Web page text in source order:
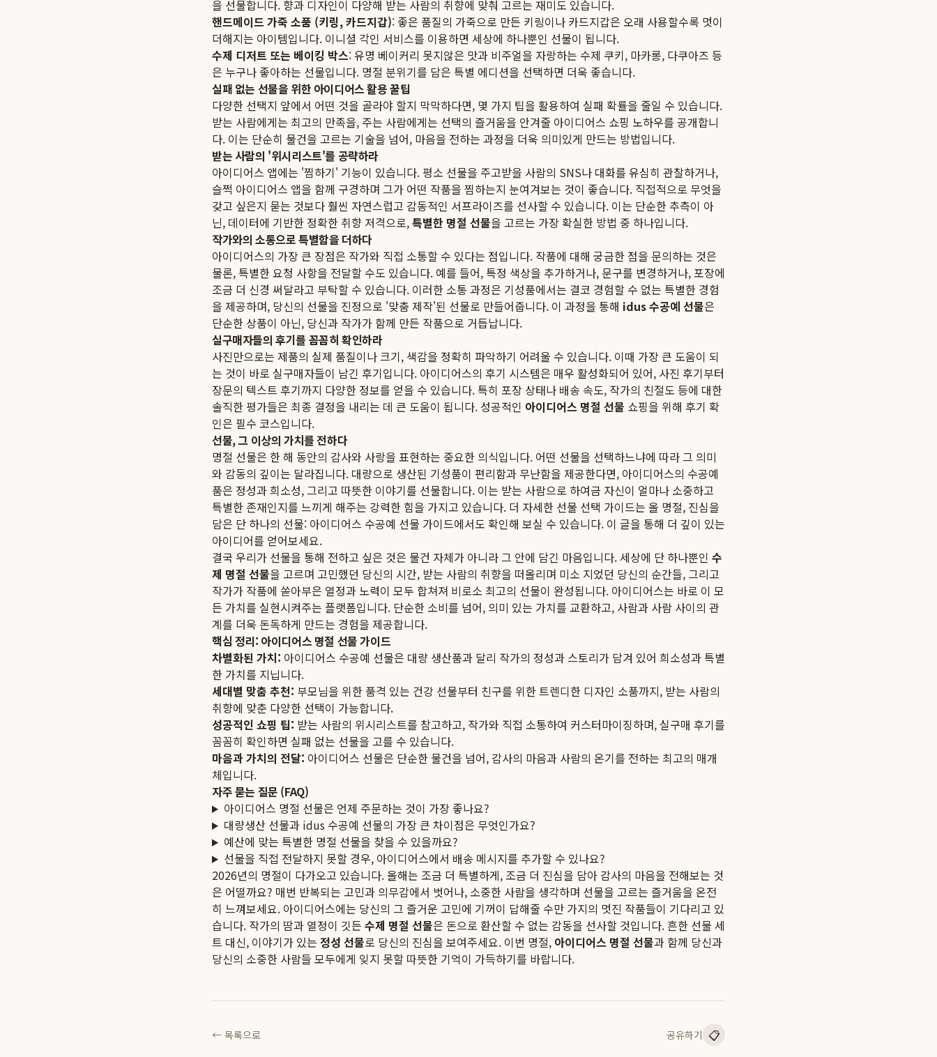
을 선물합니다. 향과 디자인이 다양해 받는 사람의 취향에 맞춰 고르는 재미도 있습니다.
핸드메이드 가죽 소품 (키링, 카드지갑): 좋은 품질의 가죽으로 만든 키링이나 카드지갑은 오래 사용할수록 멋이
더해지는 아이템입니다. 이니셜 각인 서비스를 이용하면 세상에 하나뿐인 선물이 됩니다.
수제 디저트 또는 베이킹 박스: 유명 베이커리 못지않은 맛과 비주얼을 자랑하는 수제 쿠키, 마카롱, 다쿠아즈 등
은 누구나 좋아하는 선물입니다. 명절 분위기를 담은 특별 에디션을 선택하면 더욱 좋습니다.
실패 없는 선물을 위한 아이디어스 활용 꿀팁
다양한 선택지 앞에서 어떤 것을 골라야 할지 막막하다면, 몇 가지 팁을 활용하여 실패 확률을 줄일 수 있습니다.
받는 사람에게는 최고의 만족을, 주는 사람에게는 선택의 즐거움을 안겨줄 아이디어스 쇼핑 노하우를 공개합니
다. 이는 단순히 물건을 고르는 기술을 넘어, 마음을 전하는 과정을 더욱 의미있게 만드는 방법입니다.
받는 사람의 '위시리스트'를 공략하라
아이디어스 앱에는 '찜하기' 기능이 있습니다. 평소 선물을 주고받을 사람의 SNS나 대화를 유심히 관찰하거나,
슬쩍 아이디어스 앱을 함께 구경하며 그가 어떤 작품을 찜하는지 눈여겨보는 것이 좋습니다. 직접적으로 무엇을
갖고 싶은지 묻는 것보다 훨씬 자연스럽고 감동적인 서프라이즈를 선사할 수 있습니다. 이는 단순한 추측이 아
닌, 데이터에 기반한 정확한 취향 저격으로,특별한 명절 선물을 고르는 가장 확실한 방법 중 하나입니다.
작가와의 소통으로 특별함을 더하다
아이디어스의 가장 큰 장점은 작가와 직접 소통할 수 있다는 점입니다. 작품에 대해 궁금한 점을 문의하는 것은
물론, 특별한 요청 사항을 전달할 수도 있습니다. 예를 들어, 특정 색상을 추가하거나, 문구를 변경하거나, 포장에
조금 더 신경 써달라고 부탁할 수 있습니다. 이러한 소통 과정은 기성품에서는 결코 경험할 수 없는 특별한 경험
을 제공하며, 당신의 선물을 진정으로 '맞춤 제작'된 선물로 만들어줍니다. 이 과정을 통해 idus 수공예 선물은
단순한 상품이 아닌, 당신과 작가가 함께 만든 작품으로 거듭납니다.
실구매자들의 후기를 꼼꼼히 확인하라
사진만으로는 제품의 실제 품질이나 크기, 색감을 정확히 파악하기 어려울 수 있습니다. 이때 가장 큰 도움이 되
는 것이 바로 실구매자들이 남긴 후기입니다. 아이디어스의 후기 시스템은 매우 활성화되어 있어, 사진 후기부터
장문의 텍스트 후기까지 다양한 정보를 얻을 수 있습니다. 특히 포장 상태나 배송 속도, 작가의 친절도 등에 대한
솔직한 평가들은 최종 결정을 내리는 데 큰 도움이 됩니다. 성공적인 아이디어스 명절 선물 쇼핑을 위해 후기 확
인은 필수 코스입니다.
선물, 그 이상의 가치를 전하다
명절 선물은 한 해 동안의 감사와 사랑을 표현하는 중요한 의식입니다. 어떤 선물을 선택하느냐에 따라 그 의미
와 감동의 깊이는 달라집니다. 대량으로 생산된 기성품이 편리함과 무난함을 제공한다면, 아이디어스의 수공예
품은 정성과 희소성, 그리고 따뜻한 이야기를 선물합니다. 이는 받는 사람으로 하여금 자신이 얼마나 소중하고
특별한 존재인지를 느끼게 해주는 강력한 힘을 가지고 있습니다. 더 자세한 선물 선택 가이드는 올 명절, 진심을
담은 단 하나의 선물: 아이디어스 수공예 선물 가이드에서도 확인해 보실 수 있습니다. 이 글을 통해 더 깊이 있는
아이디어를 얻어보세요.
결국 우리가 선물을 통해 전하고 싶은 것은 물건 자체가 아니라 그 안에 담긴 마음입니다. 세상에 단 하나뿐인 수
제 명절 선물을 고르며 고민했던 당신의 시간, 받는 사람의 취향을 떠올리며 미소 지었던 당신의 순간들, 그리고
작가가 작품에 쏟아부은 열정과 노력이 모두 합쳐져 비로소 최고의 선물이 완성됩니다. 아이디어스는 바로 이 모
든 가치를 실현시켜주는 플랫폼입니다. 단순한 소비를 넘어, 의미 있는 가치를 교환하고, 사람과 사람 사이의 관
계를 더욱 돈독하게 만드는 경험을 제공합니다.
핵심 정리: 아이디어스 명절 선물 가이드
차별화된 가치: 아이디어스 수공예 선물은 대량 생산품과 달리 작가의 정성과 스토리가 담겨 있어 희소성과 특별
한 가치를 지닙니다.
세대별 맞춤 추천: 부모님을 위한 품격 있는 건강 선물부터 친구를 위한 트렌디한 디자인 소품까지, 받는 사람의
취향에 맞춘 다양한 선택이 가능합니다.
성공적인 쇼핑 팁: 받는 사람의 위시리스트를 참고하고, 작가와 직접 소통하여 커스터마이징하며, 실구매 후기를
꼼꼼히 확인하면 실패 없는 선물을 고를 수 있습니다.
마음과 가치의 전달: 아이디어스 선물은 단순한 물건을 넘어, 감사의 마음과 사람의 온기를 전하는 최고의 매개
체입니다.
자주 묻는 질문 (FAQ)
아이디어스 명절 선물은 언제 주문하는 것이 가장 좋나요?
대량생산 선물과 idus 수공예 선물의 가장 큰 차이점은 무엇인가요?
예산에 맞는 특별한 명절 선물을 찾을 수 있을까요?
선물을 직접 전달하지 못할 경우, 아이디어스에서 배송 메시지를 추가할 수 있나요?
2026년의 명절이 다가오고 있습니다. 올해는 조금 더 특별하게, 조금 더 진심을 담아 감사의 마음을 전해보는 것
은 어떨까요? 매번 반복되는 고민과 의무감에서 벗어나, 소중한 사람을 생각하며 선물을 고르는 즐거움을 온전
히 느껴보세요. 아이디어스에는 당신의 그 즐거운 고민에 기꺼이 답해줄 수만 가지의 멋진 작품들이 기다리고 있
습니다. 작가의 땀과 열정이 깃든 수제 명절 선물은 돈으로 환산할 수 없는 감동을 선사할 것입니다. 흔한 선물 세
트 대신, 이야기가 있는 정성 선물로 당신의 진심을 보여주세요. 이번 명절, 아이디어스 명절 선물과 함께 당신과
당신의 소중한 사람들 모두에게 잊지 못할 따뜻한 기억이 가득하기를 바랍니다.
← 목록으로 공유하기 📋